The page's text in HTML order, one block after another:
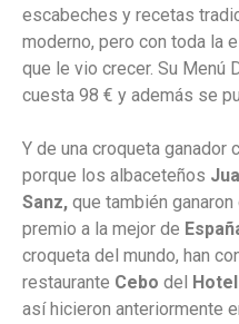
escabeches y recetas
moderno, pero con toda la
que le vio crecer. Su Menú
cuesta 98 € y además se
Y de una croqueta ganador
porque los albaceteños
Sanz, que también
premio a la mejor de
croqueta del mundo, han
restaurante Cebo del
así hicieron anteriormente